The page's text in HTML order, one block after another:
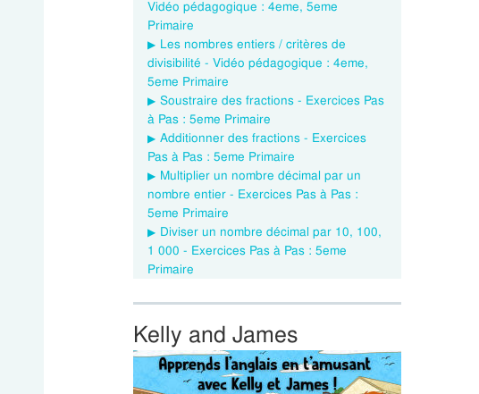
Vidéo pédagogique : 4eme, 5eme
Primaire
Les nombres entiers / critères de
divisibilité - Vidéo pédagogique : 4eme,
5eme Primaire
Soustraire des fractions - Exercices Pas
à Pas : 5eme Primaire
Additionner des fractions - Exercices
Pas à Pas : 5eme Primaire
Multiplier un nombre décimal par un
nombre entier - Exercices Pas à Pas :
5eme Primaire
Diviser un nombre décimal par 10, 100,
1 000 - Exercices Pas à Pas : 5eme
Primaire
Kelly and James